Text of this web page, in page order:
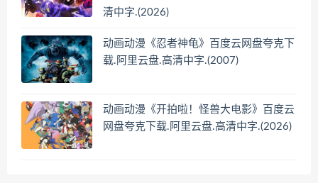
清中字.(2026)
动画动漫《忍者神龟》百度云网盘夸克下
载.阿里云盘.高清中字.(2007)
动画动漫《开拍啦！怪兽大电影》百度云
网盘夸克下载.阿里云盘.高清中字.(2026)